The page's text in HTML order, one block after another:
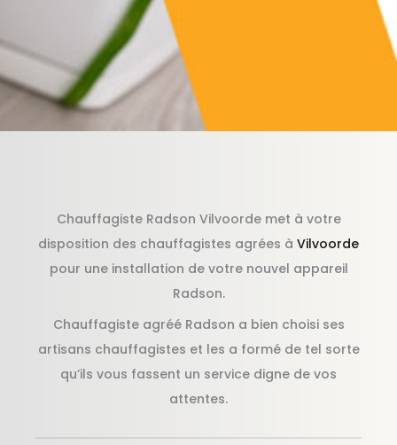
Chauffagiste Radson Vilvoorde met à votre
disposition des chauffagistes agrées à Vilvoorde
pour une installation de votre nouvel appareil
Radson.
Chauffagiste agréé Radson a bien choisi ses
artisans chauffagistes et les a formé de tel sorte
qu’ils vous fassent un service digne de vos
attentes.